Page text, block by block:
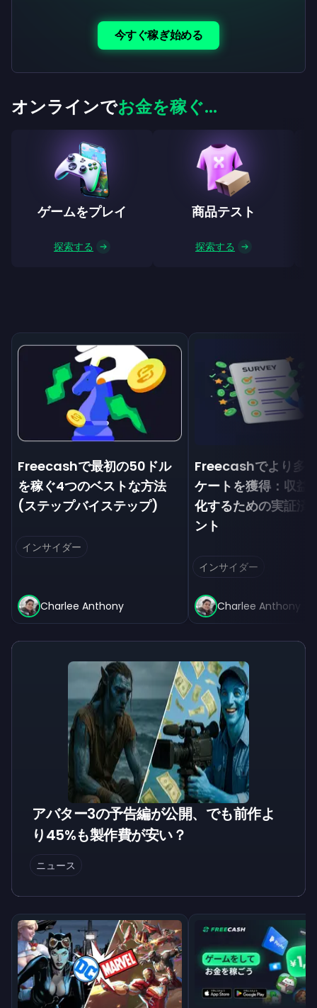
今すぐ稼ぎ始める
オンラインでお金を稼ぐ...
ゲームをプレイ
探索する
商品テスト
探索する
Freecashで最初の50ドル
を稼ぐ4つのベストな方法
(ステップバイステップ)
インサイダー
Charlee Anthony
Freecashでより多
ケートを獲得：収益
化するための実証済
ント
インサイダー
Charlee Anthony
アバター3の予告編が公開、でも前作よ
り45%も製作費が安い？
ニュース